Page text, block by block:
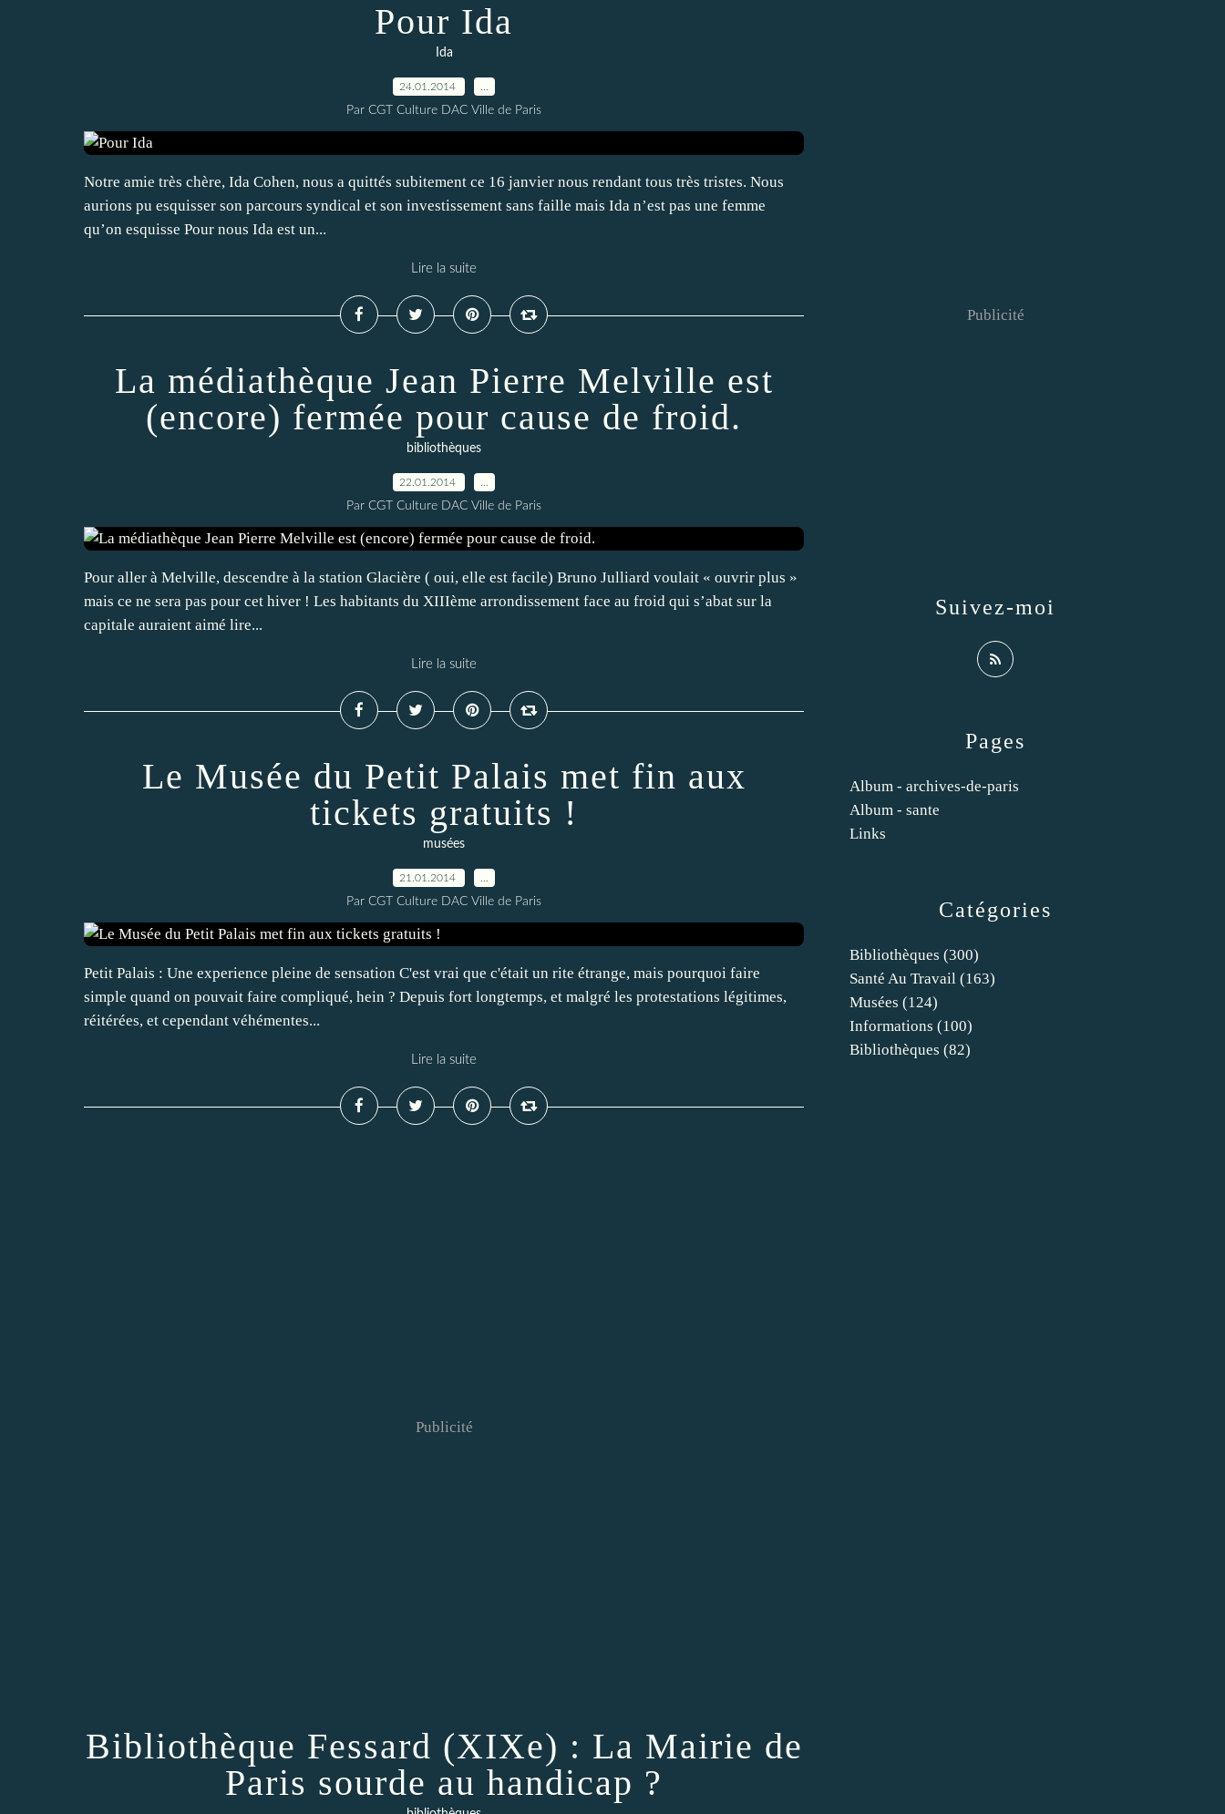
Pour Ida
Ida
24.01.2014
Par CGT Culture DAC Ville de Paris
Notre amie très chère, Ida Cohen, nous a quittés subitement ce 16 janvier nous rendant tous très tristes. Nous
aurions pu esquisser son parcours syndical et son investissement sans faille mais Ida n’est pas une femme
qu’on esquisse Pour nous Ida est un...
Lire la suite
La médiathèque Jean Pierre Melville est
(encore) fermée pour cause de froid.
bibliothèques
22.01.2014
Par CGT Culture DAC Ville de Paris
Pour aller à Melville, descendre à la station Glacière ( oui, elle est facile) Bruno Julliard voulait « ouvrir plus »
mais ce ne sera pas pour cet hiver ! Les habitants du XIIIème arrondissement face au froid qui s’abat sur la
capitale auraient aimé lire...
Lire la suite
Le Musée du Petit Palais met fin aux
tickets gratuits !
musées
21.01.2014
Par CGT Culture DAC Ville de Paris
Petit Palais : Une experience pleine de sensation C'est vrai que c'était un rite étrange, mais pourquoi faire
simple quand on pouvait faire compliqué, hein ? Depuis fort longtemps, et malgré les protestations légitimes,
réitérées, et cependant véhémentes...
Lire la suite
Publicité
Bibliothèque Fessard (XIXe) : La Mairie de
Paris sourde au handicap ?
Catégories
Bibliothèques (300)
Santé Au Travail (163)
Musées (124)
Informations (100)
Bibliothèques (82)
Pages
Album - archives-de-paris
Album - sante
Links
Suivez-moi
Publicité